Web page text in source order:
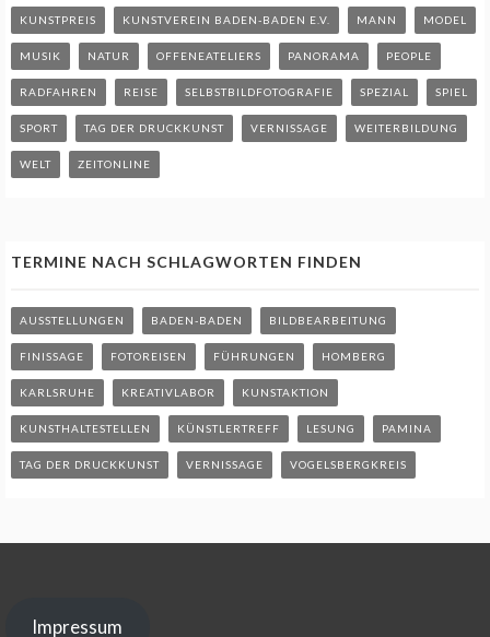
KUNSTPREIS KUNSTVEREIN BADEN-BADEN E.V. MANN MODEL
MUSIK NATUR OFFENEATELIERS PANORAMA PEOPLE
RADFAHREN REISE SELBSTBILDFOTOGRAFIE SPEZIAL SPIEL
SPORT TAG DER DRUCKKUNST VERNISSAGE WEITERBILDUNG
WELT ZEITONLINE
TERMINE NACH SCHLAGWORTEN FINDEN
AUSSTELLUNGEN BADEN-BADEN BILDBEARBEITUNG
FINISSAGE FOTOREISEN FÜHRUNGEN HOMBERG
KARLSRUHE KREATIVLABOR KUNSTAKTION
KUNSTHALTESTELLEN KÜNSTLERTREFF LESUNG PAMINA
TAG DER DRUCKKUNST VERNISSAGE VOGELSBERGKREIS
Impressum